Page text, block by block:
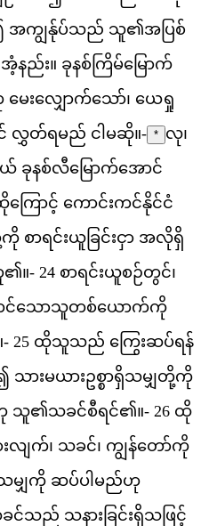
အကနပသည သူ၏​အ ပစ
အနည်း။ ခနစ ကမမက
မလကသော်၊ ယရ
လတရမည င မဆို။- * လု၊
ခနစလမကအင
ကင ကငကငနငင
က စရငယ ခငင အလရ
ူ၏။- 24 စရငယစဉတင်၊
သသတစယကက
- 25 ထသသည ကဆပရန
သမယဥစရသမတက
သူ၏​သခငစရင်၏။- 26 ထ
လက်၊ သခင်၊ ကနတက
မက ဆပပ မညဟ
ခငသည သန ခငရသ ဖင